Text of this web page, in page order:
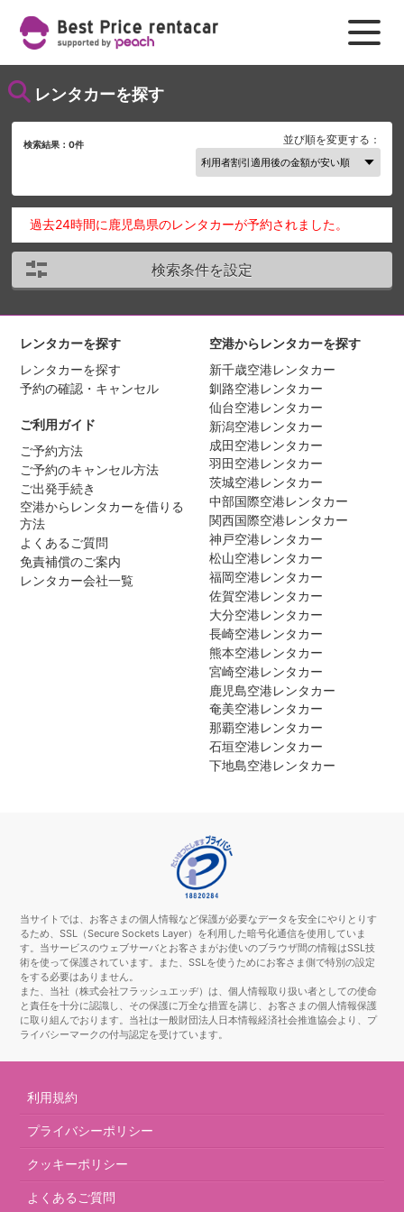
レンタカーを探す
検索結果：0件 並び順を変更する：
過去24時間に鹿児島県のレンタカーが予約されました。
検索条件を設定
レンタカーを探す
レンタカーを探す
予約の確認・キャンセル
ご利用ガイド
ご予約方法
ご予約のキャンセル方法
ご出発手続き
空港からレンタカーを借りる
方法
よくあるご質問
免責補償のご案内
レンタカー会社一覧
空港からレンタカーを探す
新千歳空港レンタカー
釧路空港レンタカー
仙台空港レンタカー
新潟空港レンタカー
成田空港レンタカー
羽田空港レンタカー
茨城空港レンタカー
中部国際空港レンタカー
関西国際空港レンタカー
神戸空港レンタカー
松山空港レンタカー
福岡空港レンタカー
佐賀空港レンタカー
大分空港レンタカー
長崎空港レンタカー
熊本空港レンタカー
宮崎空港レンタカー
鹿児島空港レンタカー
奄美空港レンタカー
那覇空港レンタカー
石垣空港レンタカー
下地島空港レンタカー
当サイトでは、お客さまの個人情報など保護が必要なデータを安全にやりとりす
るため、SSL（Secure Sockets Layer）を利用した暗号化通信を使用していま
す。当サービスのウェブサーバとお客さまがお使いのブラウザ間の情報はSSL技
術を使って保護されています。また、SSLを使うためにお客さま側で特別の設定
をする必要はありません。
また、当社（株式会社フラッシュエッヂ）は、個人情報取り扱い者としての使命
と責任を十分に認識し、その保護に万全な措置を講じ、お客さまの個人情報保護
に取り組んでおります。当社は一般財団法人日本情報経済社会推進協会より、プ
ライバシーマークの付与認定を受けています。
利用規約
プライバシーポリシー
クッキーポリシー
よくあるご質問